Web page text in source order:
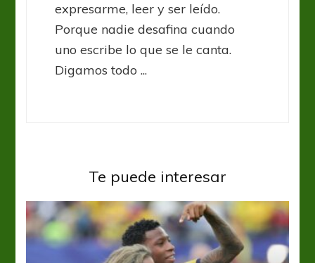
expresarme, leer y ser leído.
Porque nadie desafina cuando
uno escribe lo que se le canta.
Digamos todo ...
Te puede interesar